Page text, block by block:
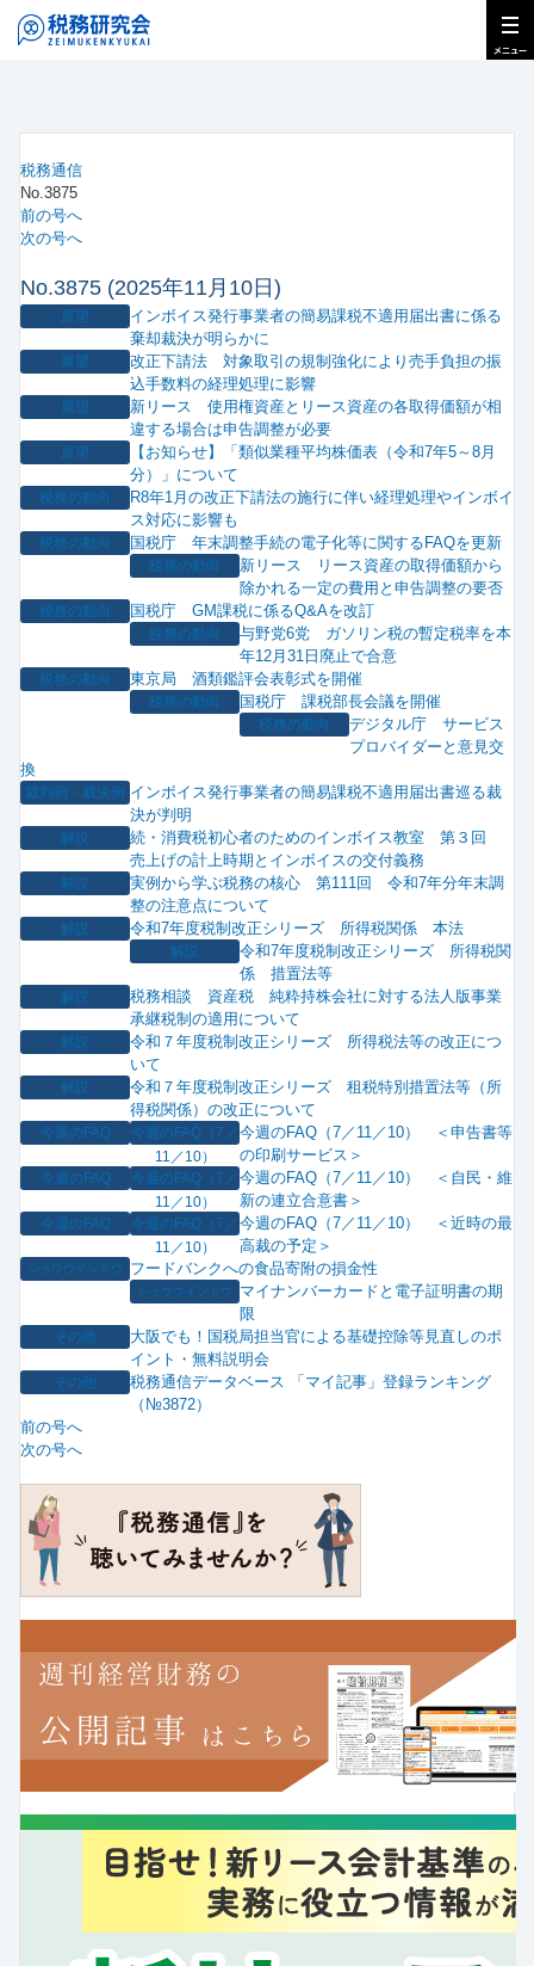
税務通信
No.3875
前の号へ
次の号へ
No.3875 (2025年11月10日)
展望
インボイス発行事業者の簡易課税不適用届出書に係る
棄却裁決が明らかに
展望
改正下請法 対象取引の規制強化により売手負担の振
込手数料の経理処理に影響
展望
新リース 使用権資産とリース資産の各取得価額が相
違する場合は申告調整が必要
展望
【お知らせ】「類似業種平均株価表（令和7年5～8月
分）」について
税務の動向
R8年1月の改正下請法の施行に伴い経理処理やインボイ
ス対応に影響も
税務の動向 国税庁 年末調整手続の電子化等に関するFAQを更新
税務の動向
新リース リース資産の取得価額から
除かれる一定の費用と申告調整の要否
税務の動向 国税庁 GM課税に係るQ&Aを改訂
税務の動向
与野党6党 ガソリン税の暫定税率を本
年12月31日廃止で合意
税務の動向 東京局 酒類鑑評会表彰式を開催
税務の動向 国税庁 課税部長会議を開催
税務の動向
デジタル庁 サービス
プロバイダーと意見交
換
裁判例・裁決例 インボイス発行事業者の簡易課税不適用届出書巡る裁
決が判明
解説
続・消費税初心者のためのインボイス教室 第３回
売上げの計上時期とインボイスの交付義務
解説
実例から学ぶ税務の核心 第111回 令和7年分年末調
整の注意点について
解説 令和7年度税制改正シリーズ 所得税関係 本法
解説
令和7年度税制改正シリーズ 所得税関
係 措置法等
解説
税務相談 資産税 純粋持株会社に対する法人版事業
承継税制の適用について
解説
令和７年度税制改正シリーズ 所得税法等の改正につ
いて
解説
令和７年度税制改正シリーズ 租税特別措置法等（所
得税関係）の改正について
今週のFAQ
今週のFAQ（7／
11／10）
今週のFAQ（7／11／10） ＜申告書等
の印刷サービス＞
今週のFAQ
今週のFAQ（7／
11／10）
今週のFAQ（7／11／10） ＜自民・維
新の連立合意書＞
今週のFAQ
今週のFAQ（7／
11／10）
今週のFAQ（7／11／10） ＜近時の最
高裁の予定＞
ショウウインドウ フードバンクへの食品寄附の損金性
ショウウインドウ
マイナンバーカードと電子証明書の期
限
その他
大阪でも！国税局担当官による基礎控除等見直しのポ
イント・無料説明会
その他
税務通信データベース 「マイ記事」登録ランキング
（№3872）
前の号へ
次の号へ